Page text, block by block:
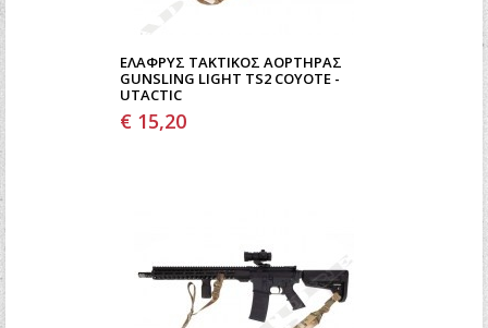
ΕΛΑΦΡΎΣ ΤΑΚΤΙΚΌΣ ΑΟΡΤΉΡΑΣ
GUNSLING LIGHT TS2 COYOTE -
UTACTIC
€ 15,20